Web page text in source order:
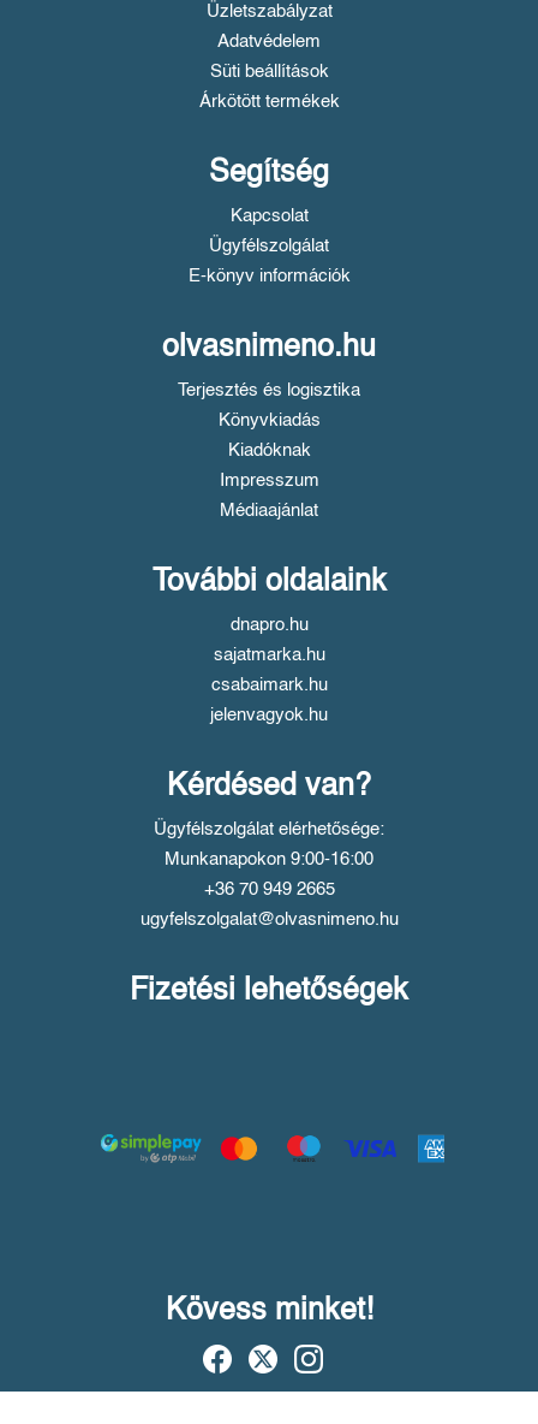
Üzletszabályzat
Adatvédelem
Süti beállítások
Árkötött termékek
Segítség
Kapcsolat
Ügyfélszolgálat
E-könyv információk
olvasnimeno.hu
Terjesztés és logisztika
Könyvkiadás
Kiadóknak
Impresszum
Médiaajánlat
További oldalaink
dnapro.hu
sajatmarka.hu
csabaimark.hu
jelenvagyok.hu
Kérdésed van?
Ügyfélszolgálat elérhetősége:
Munkanapokon 9:00-16:00
+36 70 949 2665
ugyfelszolgalat@olvasnimeno.hu
Fizetési lehetőségek
Kövess minket!